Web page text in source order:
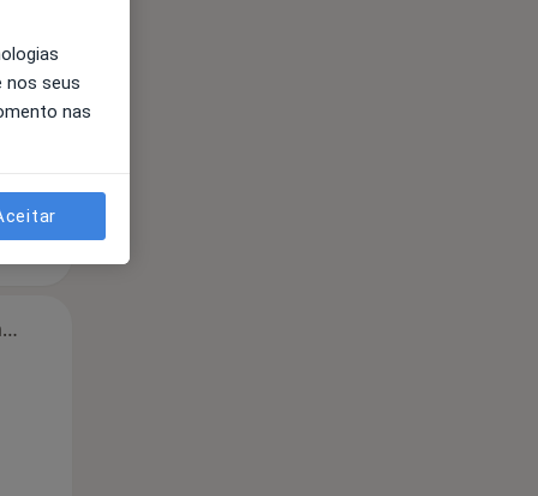
Segunda-feira
nos seus
nas